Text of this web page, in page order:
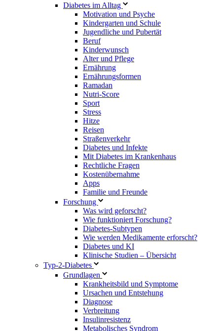
Diabetes im Alltag
Motivation und Psyche
Kindergarten und Schule
Jugendliche und Pubertät
Beruf
Kinderwunsch
Alter und Pflege
Ernährung
Ernährungsformen
Ramadan
Nutri-Score
Sport
Stress
Hitze
Reisen
Straßenverkehr
Diabetes und Infekte
Mit Diabetes im Krankenhaus
Rechtliche Fragen
Kostenübernahme
Apps
Familie und Freunde
Forschung
Was wird geforscht?
Wie funktioniert Forschung?
Diabetes-Subtypen
Wie werden Medikamente erforscht?
Diabetes und KI
Klinische Studien – Übersicht
Typ-2-Diabetes
Grundlagen
Krankheitsbild und Symptome
Ursachen und Entstehung
Diagnose
Verbreitung
Insulinresistenz
Metabolisches Syndrom